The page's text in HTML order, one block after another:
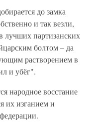
до замка
и так везли,
лучших партизанских
болтом – да
растворением в
и убёг".
народное восстание
их изганием и